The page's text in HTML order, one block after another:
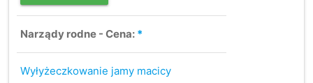
Narządy rodne - Cena: *
Wyłyżeczkowanie jamy macicy